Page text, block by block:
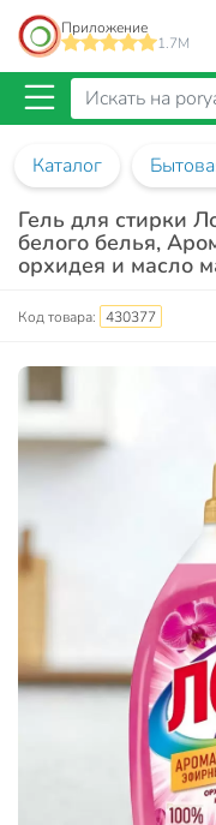
Приложение
1.7M
Каталог
Гель для стирки
белого белья,
орхидея и масло
Код товара: 430377